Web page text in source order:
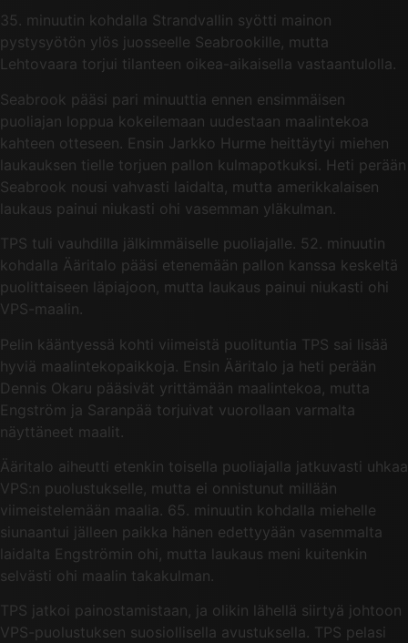
35. minuutin kohdalla Strandvallin syötti mainon
pystysyötön ylös juosseelle Seabrookille, mutta
Lehtovaara torjui tilanteen oikea-aikaisella vastaantulolla.
Seabrook pääsi pari minuuttia ennen ensimmäisen
puoliajan loppua kokeilemaan uudestaan maalintekoa
kahteen otteseen. Ensin Jarkko Hurme heittäytyi miehen
laukauksen tielle torjuen pallon kulmapotkuksi. Heti perään
Seabrook nousi vahvasti laidalta, mutta amerikkalaisen
laukaus painui niukasti ohi vasemman yläkulman.
TPS tuli vauhdilla jälkimmäiselle puoliajalle. 52. minuutin
kohdalla Ääritalo pääsi etenemään pallon kanssa keskeltä
puolittaiseen läpiajoon, mutta laukaus painui niukasti ohi
VPS-maalin.
Pelin kääntyessä kohti viimeistä puolituntia TPS sai lisää
hyviä maalintekopaikkoja. Ensin Ääritalo ja heti perään
Dennis Okaru pääsivät yrittämään maalintekoa, mutta
Engström ja Saranpää torjuivat vuorollaan varmalta
näyttäneet maalit.
Ääritalo aiheutti etenkin toisella puoliajalla jatkuvasti uhkaa
VPS:n puolustukselle, mutta ei onnistunut millään
viimeistelemään maalia. 65. minuutin kohdalla miehelle
siunaantui jälleen paikka hänen edettyyään vasemmalta
laidalta Engströmin ohi, mutta laukaus meni kuitenkin
selvästi ohi maalin takakulman.
TPS jatkoi painostamistaan, ja olikin lähellä siirtyä johtoon
VPS-puolustuksen suosiollisella avustuksella. TPS pelasi